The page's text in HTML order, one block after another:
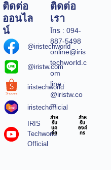
ติดต่อ
ออนไล
น์
@iristechworld
@iristw.com
iristechworld
iristechofficial
IRIS
Techworld
Official
ติดต่อ
เรา
โทร : 094-
887-5498
online@iris
techworld.c
om
line :
@iristw.co
m
สำห
รับ
บุค
คล
สำห
รับ
องค์
กร